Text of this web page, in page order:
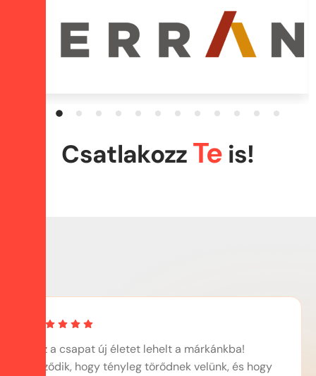
CsatlakozzTe is!
"Ez a csapat új életet lehelt a márkánkba!
Érződik, hogy tényleg törődnek velünk, és hogy